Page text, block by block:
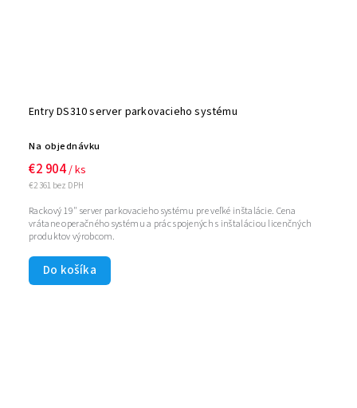
Entry DS310 server parkovacieho systému
Na objednávku
€2 361 bez DPH
€2 904/ ks
Do košíka
Rackový 19" server parkovacieho systému pre veľké inštalácie. Cena
vrátane operačného systému a prác spojených s inštaláciou licenčných
produktov výrobcom.